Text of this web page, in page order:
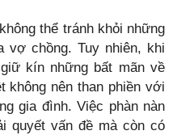
thể tránh khỏi những
vợ chồng. Tuy nhiên, khi
kín những bất mãn về
không nên than phiền với
gia đình. Việc phàn nàn
quyết vấn đề mà còn có